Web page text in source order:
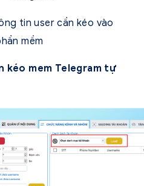
tin user cần kéo vào
mềm
kéo mem Telegram tự